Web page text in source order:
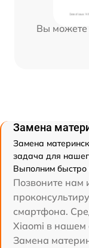
Вы можете
Замена
Замена
задача для
Выполним быстро
Позвоните нам
смартфона.
Xiaomi в нашем
Замена